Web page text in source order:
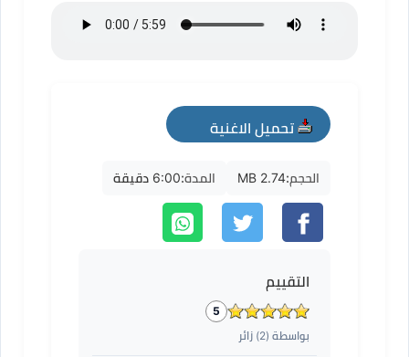
تحميل الاغنية
mp3
الحجم:2.74 MB المدة:6:00 دقيقة
التقييم
5
بواسطة (2) زائر